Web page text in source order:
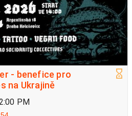
pro
na Ukrajině
PM